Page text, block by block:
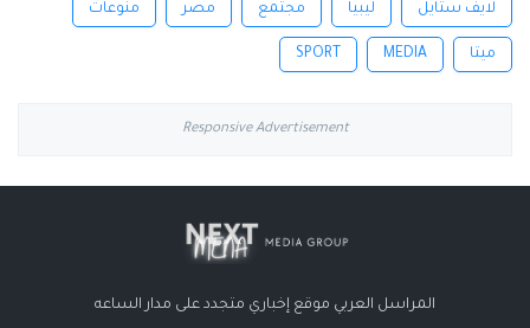
لايف ستايل ليبيا مجتمع مصر منوعات
ميتا MEDIA
SPORT
Responsive Advertisement
المراسل العربي موقع إخباري متجدد على مدار الساعه